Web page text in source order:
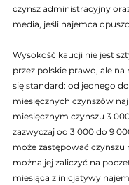
czynsz administracyjny oraz
media, jeśli najemca
Wysokość kaucji nie jest
przez polskie prawo, ale na
się standard: od jednego
miesięcznych czynszów
miesięcznym czynszu 3
zazwyczaj od 3 000 do 9
może zastępować
można jej zaliczyć na
miesiąca z inicjatywy